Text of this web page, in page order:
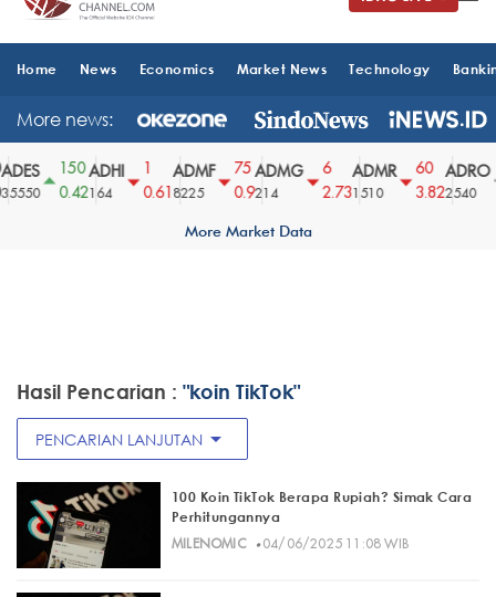
Home News Economics Market News Technology
More news:
150
0.42
ADHI
164
0.61
ADMF
8225
75
0.9
ADMG
214
2.73
ADMR
1510
60
3.82
ADRO
2540
More Market Data
Hasil Pencarian : "koin TikTok"
PENCARIAN LANJUTAN arrow_drop_down
100 Koin TikTok Berapa Rupiah? Simak Cara
Perhitungannya
MILENOMIC· 04/06/2025 11:08 WIB